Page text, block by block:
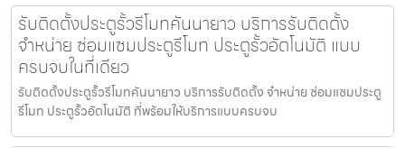
รับติดตั้งประตูรั้วรีโมทคันนายาว บริการรับติดตั้ง
จำหน่าย ซ่อมแซมประตูรีโมท ประตูรั้วอัตโนมัติ แบบ
ครบจบในที่เดียว
รับติดตั้งประตูรั้วรีโมทคันนายาว บริการรับติดตั้ง จำหน่าย ซ่อมแซมประตู
รีโมท ประตูรั้วอัตโนมัติ ที่พร้อมให้บริการแบบครบจบ